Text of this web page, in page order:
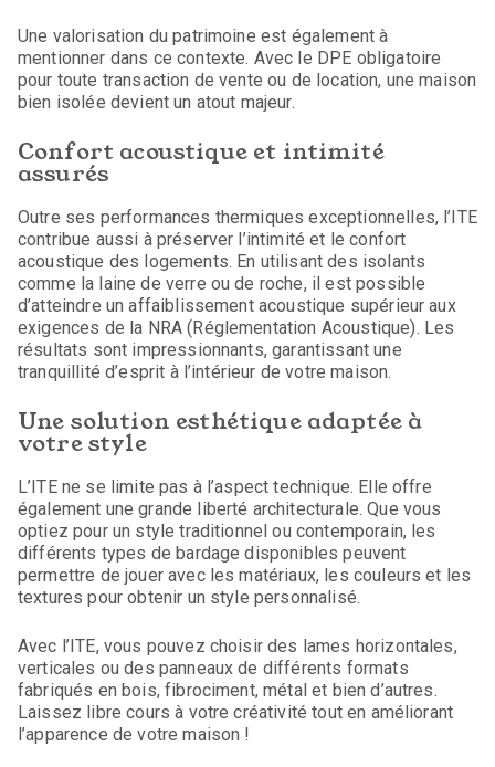
Une valorisation du patrimoine est également à
mentionner dans ce contexte. Avec le DPE obligatoire
pour toute transaction de vente ou de location, une maison
bien isolée devient un atout majeur.
Confort acoustique et intimité
assurés
Outre ses performances thermiques exceptionnelles, l’ITE
contribue aussi à préserver l’intimité et le confort
acoustique des logements. En utilisant des isolants
comme la laine de verre ou de roche, il est possible
d’atteindre un affaiblissement acoustique supérieur aux
exigences de la NRA (Réglementation Acoustique). Les
résultats sont impressionnants, garantissant une
tranquillité d’esprit à l’intérieur de votre maison.
Une solution esthétique adaptée à
votre style
L’ITE ne se limite pas à l’aspect technique. Elle offre
également une grande liberté architecturale. Que vous
optiez pour un style traditionnel ou contemporain, les
différents types de bardage disponibles peuvent
permettre de jouer avec les matériaux, les couleurs et les
textures pour obtenir un style personnalisé.
Avec l’ITE, vous pouvez choisir des lames horizontales,
verticales ou des panneaux de différents formats
fabriqués en bois, fibrociment, métal et bien d’autres.
Laissez libre cours à votre créativité tout en améliorant
l’apparence de votre maison !